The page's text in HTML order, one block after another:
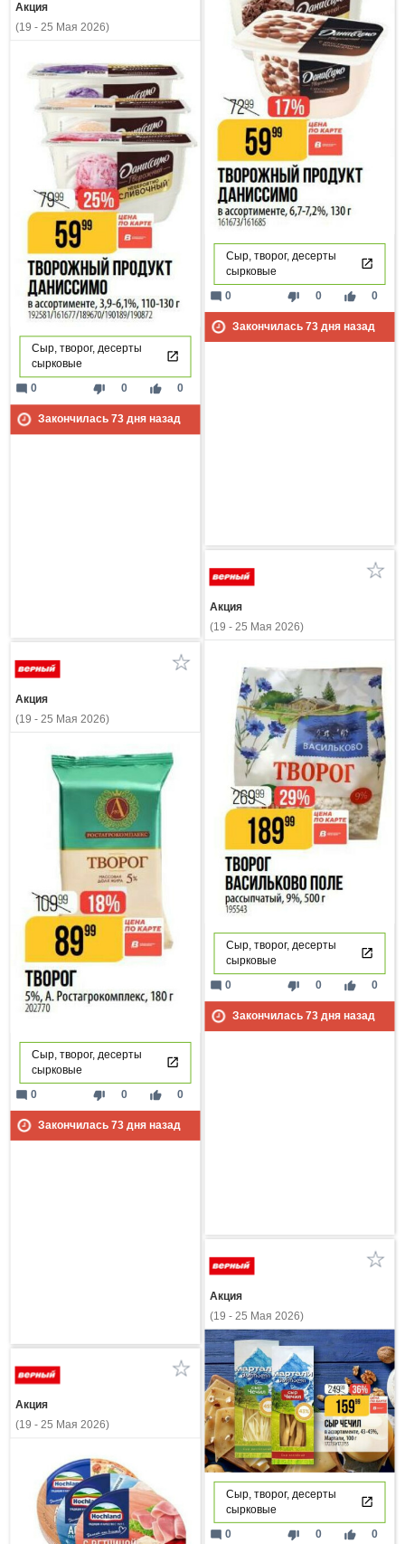
Сыр, творог, десерты
сырковые
thumb_down 0 thumb_up 0
mode_comment 0
Закончилась 73дня назад
Акция
(19 - 25 Мая 2026)
Сыр, творог, десерты
сырковые
thumb_down 0 thumb_up 0
mode_comment 0
Закончилась 73дня назад
Акция
(19 - 25 Мая 2026)
Сыр, творог, десерты
сырковые
thumb_down 0 thumb_up 0
mode_comment 0
Закончилась 73дня назад
Акция
(19 - 25 Мая 2026)
Сыр, творог, десерты
сырковые
thumb_down 0 thumb_up 0
mode_comment 0
Закончилась 73дня назад
Акция
(19 - 25 Мая 2026)
Сыр, творог, десерты
сырковые
thumb_down 0 thumb_up 0
mode_comment 0
Акция
(19 - 25 Мая 2026)